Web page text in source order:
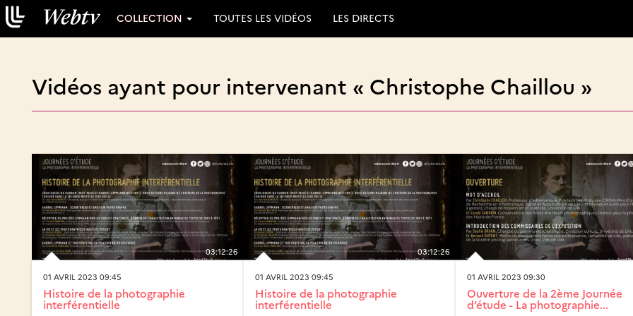
COLLECTION TOUTES LES VIDÉOS LES DIRECTS
Vidéos ayant pour intervenant « Christophe Chaillou »
03:12:26
01 AVRIL 2023 09:45
Histoire de la photographie
interférentielle
03:12:26
01 AVRIL 2023 09:45
Histoire de la photographie
interférentielle
01 AVRIL 2023 09:30
Ouverture de la 2ème Journée
d’étude - La photographie...